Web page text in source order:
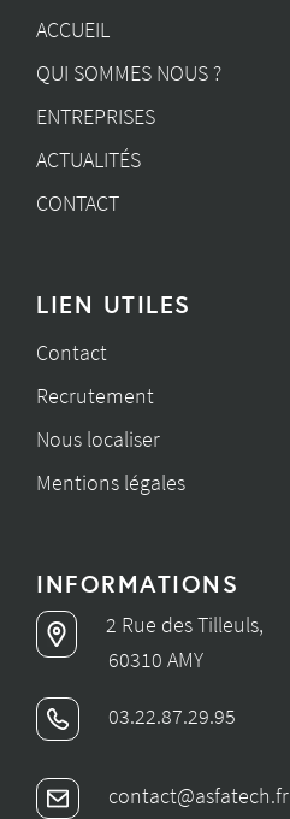
ACCUEIL
QUI SOMMES NOUS ?
ENTREPRISES
ACTUALITÉS
CONTACT
LIEN UTILES
Contact
Recrutement
Nous localiser
Mentions légales
INFORMATIONS
2 Rue des Tilleuls,
60310 AMY
03.22.87.29.95
contact@asfatech.fr